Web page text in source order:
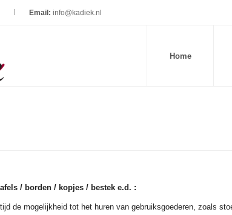
Email: info@kadiek.nl
Home
/ borden / kopjes / bestek e.d. :
de mogelijkheid tot het huren van gebruiksgoederen, zoals